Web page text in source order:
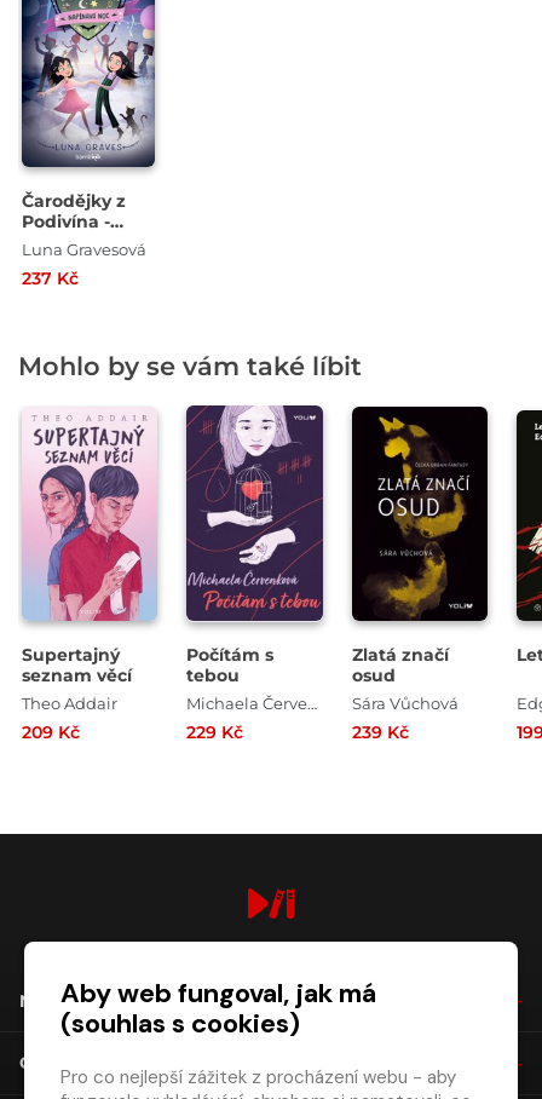
Čarodějky z
Podivína -
Napínavá noc
Luna Gravesová
237 Kč
Mohlo by se vám také líbit
Supertajný
seznam věcí
Theo Addair
209 Kč
Počítám s
tebou
Michaela Červenková
229 Kč
Zlatá značí
osud
Sára Vůchová
239 Kč
NÁKUP
O SPOLEČNOSTI
Aby web fungoval, jak má
(souhlas s cookies)
Pro co nejlepší zážitek z procházení webu - aby